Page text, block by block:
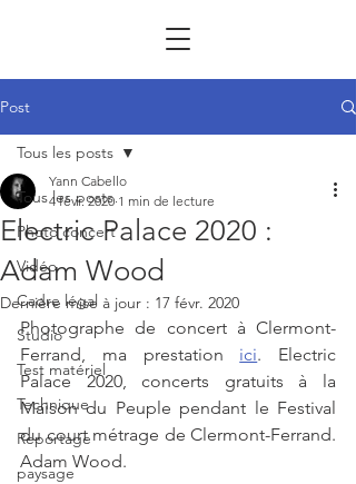
Post
Tous les posts
Photo concert
Vidéo
Cadre légal
Studio
Test matériel
Technique
Reportage
paysage
Tous les posts
Electric Palace 2020 :
Adam Wood
Yann Cabello
4 févr. 2020 1 min de lecture
Dernière mise à jour : 17 févr. 2020
Photographe de concert à Clermont-
Ferrand, ma prestation ici. Electric
Palace 2020, concerts gratuits à la
Maison du Peuple pendant le Festival
du court métrage de Clermont-Ferrand.
Adam Wood.